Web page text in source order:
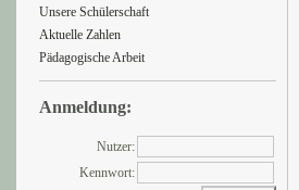
Unsere Schülerschaft
Aktuelle Zahlen
Pädagogische Arbeit
Anmeldung:
Nutzer:
Kennwort: